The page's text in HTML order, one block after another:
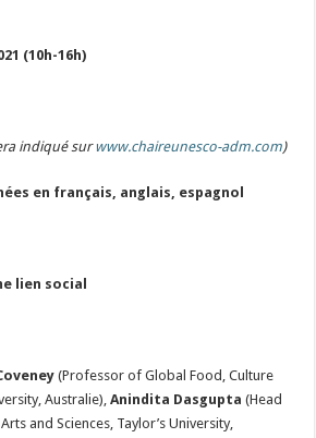
(10h-16h)
indiqué surwww.chaireunesco-adm.com)
en français, anglais, espagnol
lien social
(Professor of Global Food, Culture
Australie),Anindita Dasgupta(Head
and Sciences, Taylor’s University,